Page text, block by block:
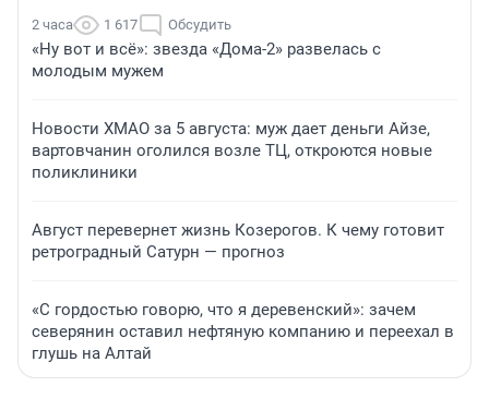
2 часа 1 617 Обсудить
«Ну вот и всё»: звезда «Дома-2» развелась с
молодым мужем
Новости ХМАО за 5 августа: муж дает деньги Айзе,
вартовчанин оголился возле ТЦ, откроются новые
поликлиники
Август перевернет жизнь Козерогов. К чему готовит
ретроградный Сатурн — прогноз
«С гордостью говорю, что я деревенский»: зачем
северянин оставил нефтяную компанию и переехал в
глушь на Алтай